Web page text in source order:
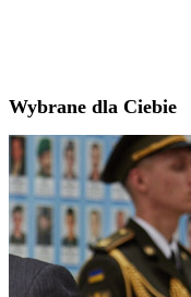
Wybrane dla Ciebie